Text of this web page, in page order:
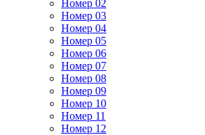
Номер 02
Номер 03
Номер 04
Номер 05
Номер 06
Номер 07
Номер 08
Номер 09
Номер 10
Номер 11
Номер 12